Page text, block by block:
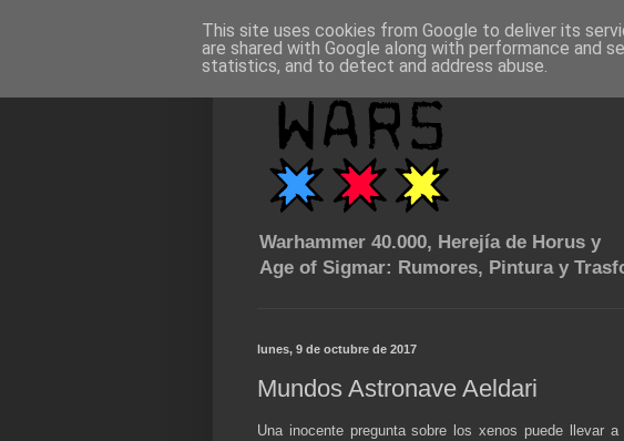
Warhammer 40.000, Herejía de Horus y
Age of Sigmar: Rumores, Pintura y
lunes, 9 de octubre de 2017
Mundos Astronave Aeldari
Una inocente pregunta sobre los xenos puede llevar
This site uses cookies from Google to deliver its
are shared with Google along with performance and
statistics, and to detect and address abuse.